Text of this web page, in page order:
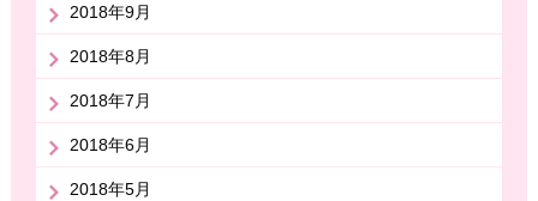
2018年9月
2018年8月
2018年7月
2018年6月
2018年5月